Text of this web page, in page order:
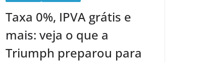
Taxa 0%, IPVA grátis e
mais: veja o que a
Triumph preparou para